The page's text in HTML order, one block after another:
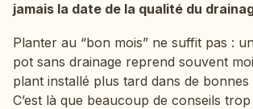
jamais la date de la qualité du
Planter au “bon mois” ne suffit pas :
pot sans drainage reprend souvent
plant installé plus tard dans de bonnes
C’est là que beaucoup de conseils